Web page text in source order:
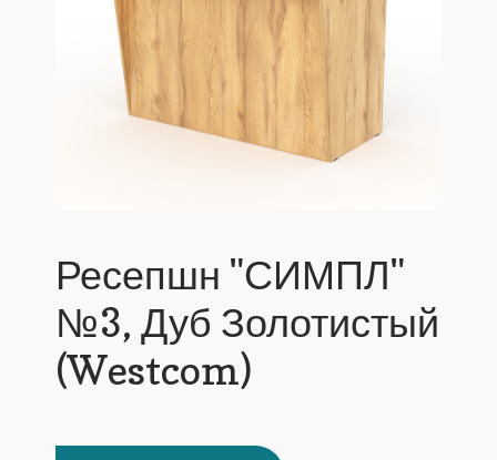
Ресепшн "СИМПЛ"
№3, Дуб Золотистый
(Westcom)